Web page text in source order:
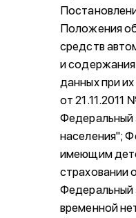
Положения
средств
и
данных при
от
Федеральный
населения";
имеющим
страховании
Федеральный
временной